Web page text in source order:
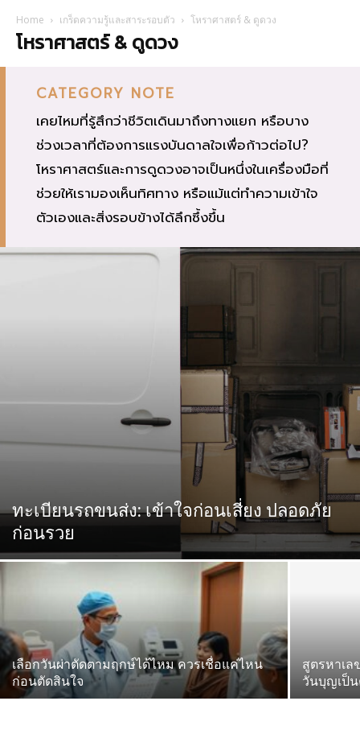
Home เกร็ดความรู้และสาระรอบตัว โหราศาสตร์ & ดูดวง
โหราศาสตร์ & ดูดวง
CATEGORY NOTE
เคยไหมที่รู้สึกว่าชีวิตเดินมาถึงทางแยก หรือบาง
ช่วงเวลาที่ต้องการแรงบันดาลใจเพื่อก้าวต่อไป?
โหราศาสตร์และการดูดวงอาจเป็นหนึ่งในเครื่องมือที่
ช่วยให้เรามองเห็นทิศทาง หรือแม้แต่ทำความเข้าใจ
ตัวเองและสิ่งรอบข้างได้ลึกซึ้งขึ้น
ทะเบียนรถขนส่ง: เข้าใจก่อนเสี่ยง ปลอดภัย
ก่อนรวย
เลือกวันผ่าตัดตามฤกษ์ได้ไหม ควรเชื่อแค่ไหน
ก่อนตัดสินใจ
สูตรหาเ
วันบุญเป็